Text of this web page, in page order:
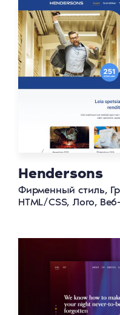
Hendersons
Фирменный стиль,
HTML/CSS, Лого,